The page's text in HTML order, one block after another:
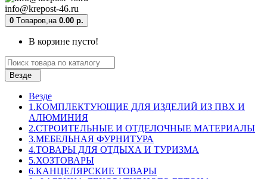
info@krepost-46.ru
0 Tоваров, на 0.00 р.
В корзине пусто!
Везде
Везде
1.КОМПЛЕКТУЮЩИЕ ДЛЯ ИЗДЕЛИЙ ИЗ ПВХ И
АЛЮМИНИЯ
2.СТРОИТЕЛЬНЫЕ И ОТДЕЛОЧНЫЕ МАТЕРИАЛЫ
3.МЕБЕЛЬНАЯ ФУРНИТУРА
4.ТОВАРЫ ДЛЯ ОТДЫХА И ТУРИЗМА
5.ХОЗТОВАРЫ
6.КАНЦЕЛЯРСКИЕ ТОВАРЫ